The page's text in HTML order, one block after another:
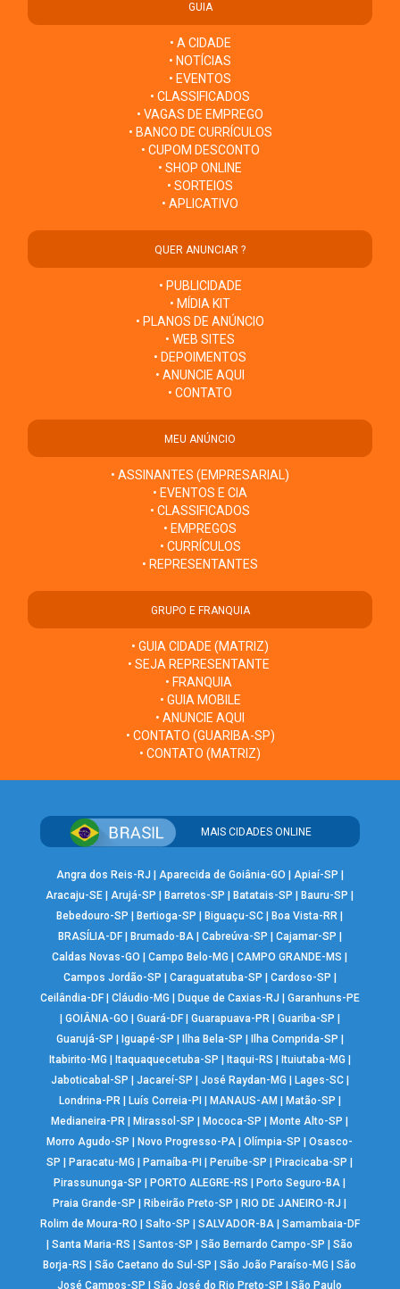
GUIA
• A CIDADE
• NOTÍCIAS
• EVENTOS
• CLASSIFICADOS
• VAGAS DE EMPREGO
• BANCO DE CURRÍCULOS
• CUPOM DESCONTO
• SHOP ONLINE
• SORTEIOS
• APLICATIVO
QUER ANUNCIAR ?
• PUBLICIDADE
• MÍDIA KIT
• PLANOS DE ANÚNCIO
• WEB SITES
• DEPOIMENTOS
• ANUNCIE AQUI
• CONTATO
MEU ANÚNCIO
• ASSINANTES (EMPRESARIAL)
• EVENTOS E CIA
• CLASSIFICADOS
• EMPREGOS
• CURRÍCULOS
• REPRESENTANTES
GRUPO E FRANQUIA
• GUIA CIDADE (MATRIZ)
• SEJA REPRESENTANTE
• FRANQUIA
• GUIA MOBILE
• ANUNCIE AQUI
• CONTATO (GUARIBA-SP)
• CONTATO (MATRIZ)
MAIS CIDADES ONLINE
Angra dos Reis-RJ Aparecida de Goiânia-GO Apiaí-SP
Aracaju-SE |Arujá-SP Barretos-SP Batatais-SP Bauru-SP
Bebedouro-SP
Bertioga-SP Biguaçu-SC Boa Vista-RR
BRASÍLIA-DF| Brumado-BA| Cabreúva-SP Cajamar-SP
Caldas Novas-GO
|Campo Belo-MG |CAMPO GRANDE-MS
Campos Jordão-SP
Caraguatatuba-SP Cardoso-SP
Ceilândia-DF| Cláudio-MG Duque de Caxias-RJ
Garanhuns-PE
GOIÂNIA-GO Guará-DF| Guarapuava-PR| Guariba-SP
Guarujá-SP
Iguapé-SP Ilha Bela-SP Ilha Comprida-SP
Itabirito-MG
Itaquaquecetuba-SP Itaqui-RS Ituiutaba-MG
Jaboticabal-SP
Jacareí-SP José Raydan-MG Lages-SC|
Londrina-PR| Luís Correia-PI MANAUS-AM Matão-SP
Medianeira-PR
Mirassol-SP Mococa-SP Monte Alto-SP
Morro Agudo-SP
Novo Progresso-PA |Olímpia-SP |Osasco-
SP
Paracatu-MG Parnaíba-PI Peruíbe-SP Piracicaba-SP
Pirassununga-SP
PORTO ALEGRE-RS Porto Seguro-BA
Praia Grande-SP
Ribeirão Preto-SP RIO DE JANEIRO-RJ
Rolim de Moura-RO
Salto-SP SALVADOR-BA| Samambaia-DF
|Santa Maria-RS |Santos-SP |São Bernardo Campo-SP |São
Borja-RS
|São Caetano do Sul-SP |São João Paraíso-MG |São
José Campos-SP
|São José do Rio Preto-SP |São Paulo